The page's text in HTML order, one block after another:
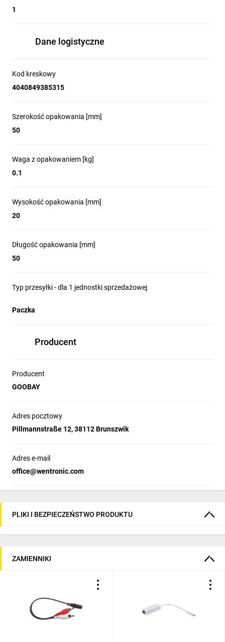
1
Dane logistyczne
Kod kreskowy
4040849385315
Szerokość opakowania [mm]
50
Waga z opakowaniem [kg]
0.1
Wysokość opakowania [mm]
20
Długość opakowania [mm]
50
Typ przesyłki - dla 1 jednostki sprzedażowej
Paczka
Producent
Producent
GOOBAY
Adres pocztowy
Pillmannstraße 12, 38112 Brunszwik
Adres e-mail
office@wentronic.com
PLIKI I BEZPIECZEŃSTWO PRODUKTU
ZAMIENNIKI